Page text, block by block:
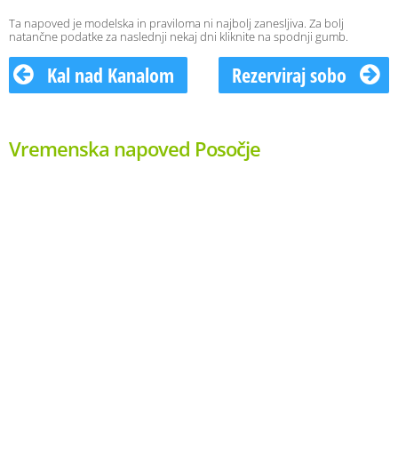
Ta napoved je modelska in praviloma ni najbolj zanesljiva. Za bolj
natančne podatke za naslednji nekaj dni kliknite na spodnji gumb.
Kal nad Kanalom Rezerviraj sobo
Vremenska napoved Posočje